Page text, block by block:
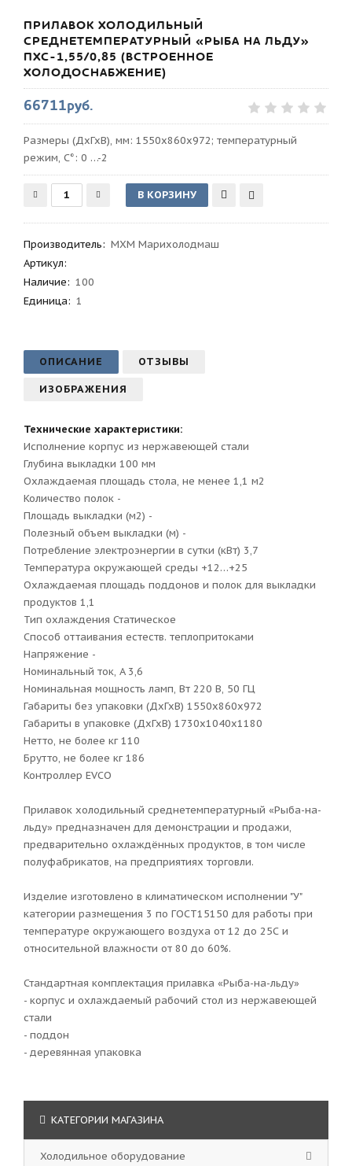
ПРИЛАВОК ХОЛОДИЛЬНЫЙ
СРЕДНЕТЕМПЕРАТУРНЫЙ «РЫБА НА ЛЬДУ»
ПХС-1,55/0,85 (ВСТРОЕННОЕ
ХОЛОДОСНАБЖЕНИЕ)
66711руб.
Размеры (ДхГхВ), мм: 1550х860х972; температурный
режим, C°: 0 …-2
Производитель: МХМ Марихолодмаш
Артикул:
Наличие: 100
Единица: 1
ОПИСАНИЕ ОТЗЫВЫ
ИЗОБРАЖЕНИЯ
Технические характеристики:
Исполнение корпус из нержавеющей стали
Глубина выкладки 100 мм
Охлаждаемая площадь стола, не менее 1,1 м2
Количество полок -
Площадь выкладки (м2) -
Полезный объем выкладки (м) -
Потребление электроэнергии в сутки (кВт) 3,7
Температура окружающей среды +12…+25
Охлаждаемая площадь поддонов и полок для выкладки
продуктов 1,1
Тип охлаждения Статическое
Способ оттаивания естеств. теплопритоками
Напряжение -
Номинальный ток, A 3,6
Номинальная мощность ламп, Вт 220 В, 50 ГЦ
Габариты без упаковки (ДхГхВ) 1550х860х972
Габариты в упаковке (ДхГхВ) 1730х1040х1180
Нетто, не более кг 110
Брутто, не более кг 186
Контроллер EVCO
Прилавок холодильный среднетемпературный «Рыба-на-
льду» предназначен для демонстрации и продажи,
предварительно охлаждённых продуктов, в том числе
полуфабрикатов, на предприятиях торговли.
Изделие изготовлено в климатическом исполнении "У"
категории размещения 3 по ГОСТ15150 для работы при
температуре окружающего воздуха от 12 до 25С и
относительной влажности от 80 до 60%.
Стандартная комплектация прилавка «Рыба-на-льду»
- корпус и охлаждаемый рабочий стол из нержавеющей
стали
- поддон
- деревянная упаковка
КАТЕГОРИИ МАГАЗИНА
Холодильное оборудование